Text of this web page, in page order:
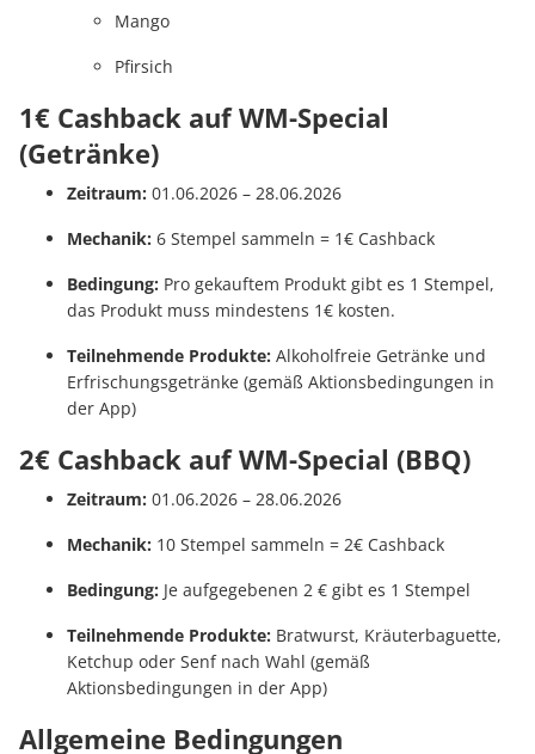
Mango
Pfirsich
1€ Cashback auf WM-Special
(Getränke)
Zeitraum: 01.06.2026 – 28.06.2026
Mechanik: 6 Stempel sammeln = 1€ Cashback
Bedingung: Pro gekauftem Produkt gibt es 1 Stempel,
das Produkt muss mindestens 1€ kosten.
Teilnehmende Produkte: Alkoholfreie Getränke und
Erfrischungsgetränke (gemäß Aktionsbedingungen in
der App)
2€ Cashback auf WM-Special (BBQ)
Zeitraum: 01.06.2026 – 28.06.2026
Mechanik: 10 Stempel sammeln = 2€ Cashback
Bedingung: Je aufgegebenen 2 € gibt es 1 Stempel
Teilnehmende Produkte: Bratwurst, Kräuterbaguette,
Ketchup oder Senf nach Wahl (gemäß
Aktionsbedingungen in der App)
Allgemeine Bedingungen